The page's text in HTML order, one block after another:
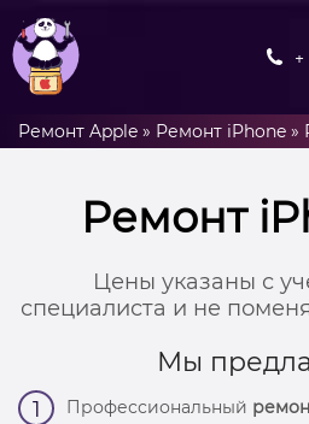
Ремонт Apple » Ремонт iPhone »
Ремонт
Цены указаны с
специалиста и не
Мы
1 Профессиональный